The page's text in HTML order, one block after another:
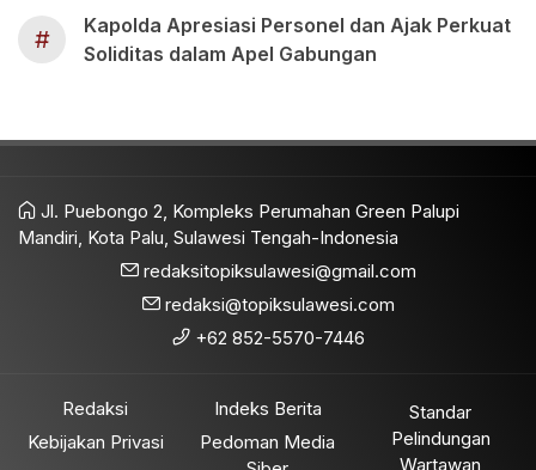
#
Kapolda Apresiasi Personel dan Ajak Perkuat
Soliditas dalam Apel Gabungan
Jl. Puebongo 2, Kompleks Perumahan Green Palupi
Mandiri, Kota Palu, Sulawesi Tengah-Indonesia
redaksitopiksulawesi@gmail.com
redaksi@topiksulawesi.com
+62 852-5570-7446
Redaksi
Kebijakan Privasi
Indeks Berita
Pedoman Media
Standar
Pelindungan
Wartawan